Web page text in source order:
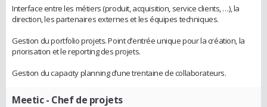
Interface entre les métiers (produit, acquisition, service clients, …), la
direction, les partenaires externes et les équipes techniques.
Gestion du portfolio projets. Point d’entrée unique pour la création, la
priorisation et le reporting des projets.
Gestion du capacity planning d’une trentaine de collaborateurs.
Meetic- Chef de projets